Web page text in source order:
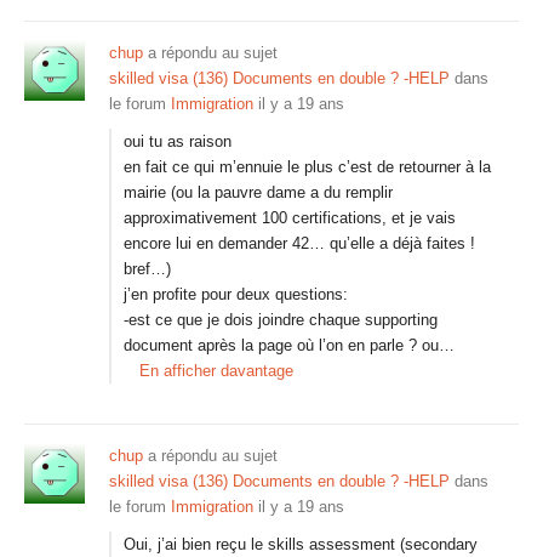
chup a répondu au sujet
skilled visa (136) Documents en double ? -HELP dans
le forum Immigration il y a 19 ans
oui tu as raison
en fait ce qui m’ennuie le plus c’est de retourner à la
mairie (ou la pauvre dame a du remplir
approximativement 100 certifications, et je vais
encore lui en demander 42… qu’elle a déjà faites !
bref…)
j’en profite pour deux questions:
-est ce que je dois joindre chaque supporting
document après la page où l’on en parle ? ou…
En afficher davantage
chup a répondu au sujet
skilled visa (136) Documents en double ? -HELP dans
le forum Immigration il y a 19 ans
Oui, j’ai bien reçu le skills assessment (secondary